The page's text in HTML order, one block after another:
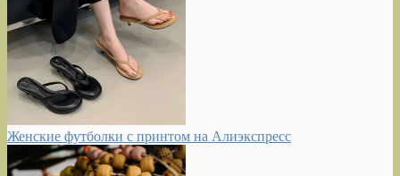
Женские футболки с принтом на Алиэкспресс